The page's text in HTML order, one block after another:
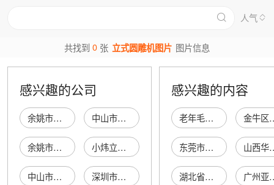
人气
共找到0 张 立式圆雕机图片 图片信息
感兴趣的公司
余姚市城区王牌精机立式注塑机经营部 中山市东凤镇鸿扬立式注塑机经营部
余姚市余姚镇仨龙立式注塑机维修店 小炜立式包装机工具（杭州）淘宝店
中山市东凤镇震毅工业立式注塑机制造厂 深圳市龙岗区平湖立特鑫立式注塑机商行
感兴趣的内容
老年毛呢女外套 金牛区
东莞市远宏电子有限公司 山西华
湖北省安润城水利工程有限公司 广州亚太智